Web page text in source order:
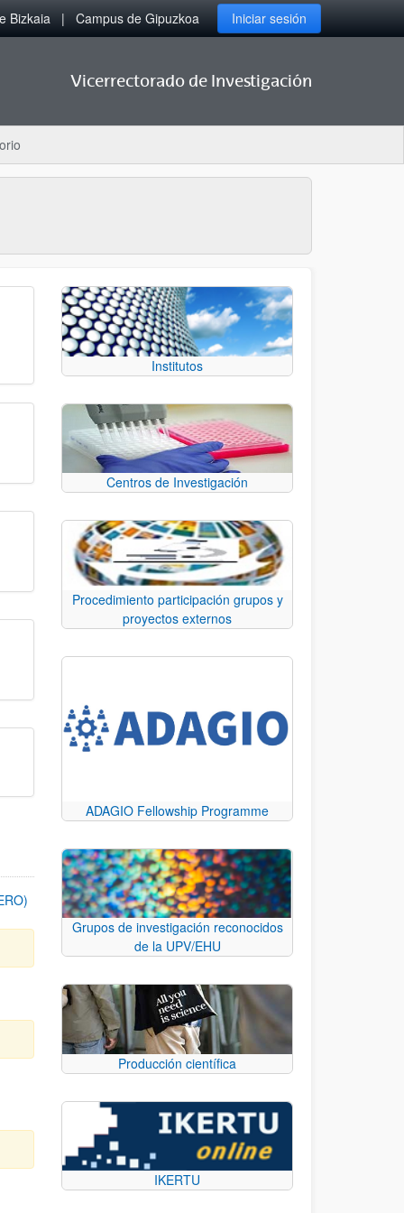
Bizkaia Campus de Gipuzkoa Iniciar sesión
Vicerrectorado de Investigación
Institutos
Centros de Investigación
Procedimiento participación grupos y
proyectos externos
ADAGIO Fellowship Programme
Grupos de investigación reconocidos
de la UPV/EHU
Producción científica
IKERTU